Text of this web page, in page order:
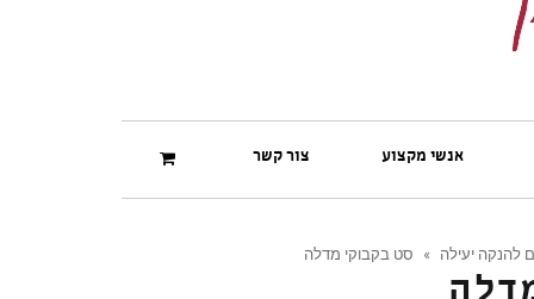
אנשי מקצוע צור קשר
להנקה יעילה » סט בקבוקי מדלה